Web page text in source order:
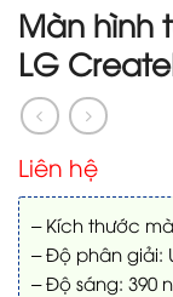
Màn hình
LG
Liên hệ
– Kích thước
– Độ phân giải:
– Độ sáng: 390